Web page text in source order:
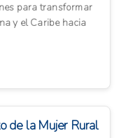
para transformar
y el Caribe hacia
de la Mujer Rural